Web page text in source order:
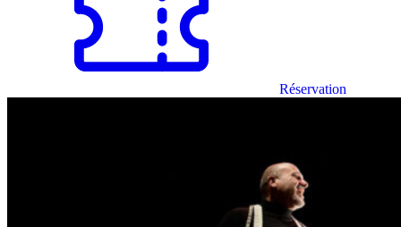
Réservation